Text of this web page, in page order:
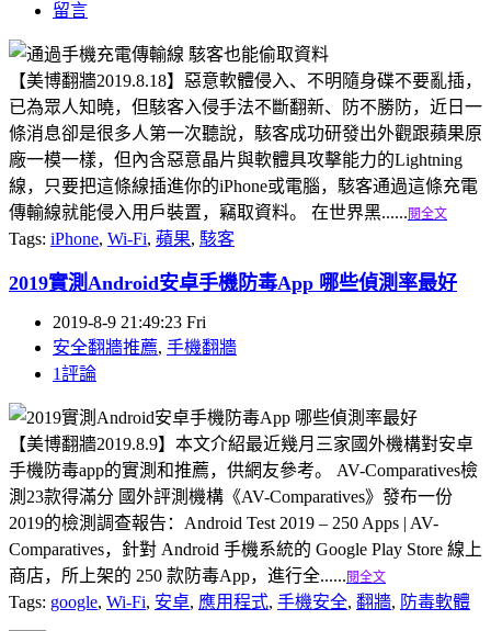
留言
【美博翻牆2019.8.18】惡意軟體侵入、不明隨身碟不要亂插，
已為眾人知曉，但駭客入侵手法不斷翻新、防不勝防，近日一
條消息卻是很多人第一次聽說，駭客成功研發出外觀跟蘋果原
廠一模一樣，但內含惡意晶片與軟體具攻擊能力的Lightning
線，只要把這條線插進你的iPhone或電腦，駭客通過這條充電
傳輸線就能侵入用戶裝置，竊取資料。 在世界黑...... 閱全文
Tags: iPhone, Wi-Fi, 蘋果, 駭客
2019實測Android安卓手機防毒App 哪些偵測率最好
2019-8-9 21:49:23 Fri
安全翻牆推薦, 手機翻牆
1評論
【美博翻牆2019.8.9】本文介紹最近幾月三家國外機構對安卓
手機防毒app的實測和推薦，供網友參考。 AV-Comparatives檢
測23款得滿分 國外評測機構《AV-Comparatives》發布一份
2019的檢測調查報告：Android Test 2019 – 250 Apps | AV-
Comparatives，針對 Android 手機系統的 Google Play Store 線上
商店，所上架的 250 款防毒App，進行全...... 閱全文
Tags: google, Wi-Fi, 安卓, 應用程式, 手機安全, 翻牆, 防毒軟體